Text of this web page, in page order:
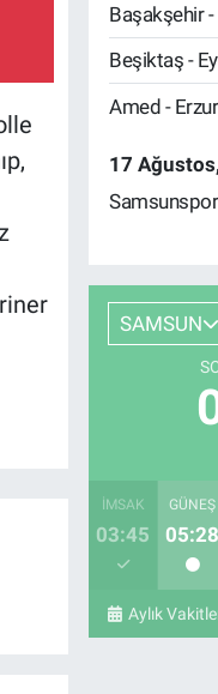
Başakşehir
Beşiktaş -
Amed -
17
SAMSUN
İMSAK
03:45
GÜNEŞ
05:28
Aylık